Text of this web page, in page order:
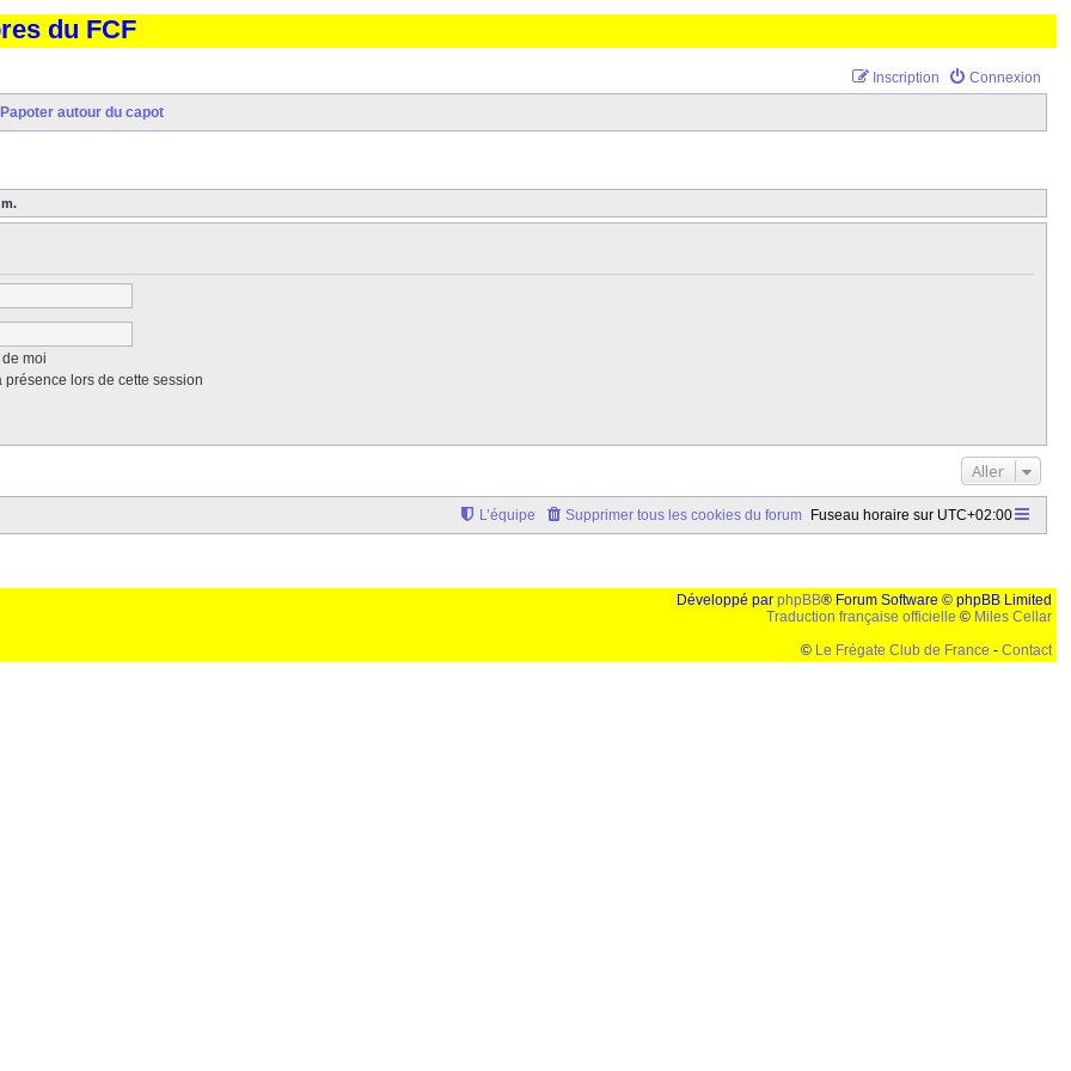
du FCF
Connexion
Inscription
Papoter autour du capot
moi
présence lors de cette session
Aller
Fuseau horaire sur UTC+02:00
Supprimer tous les cookies du forum
L’équipe
Développé par phpBB® Forum Software © phpBB Limited
Traduction française officielle © Miles Cellar
© Le Frégate Club de France - Contact